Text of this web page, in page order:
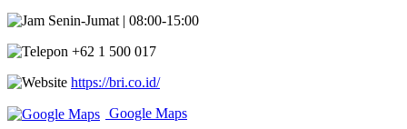
Senin-Jumat | 08:00-15:00
+62 1 500 017
https://bri.co.id/
Google Maps